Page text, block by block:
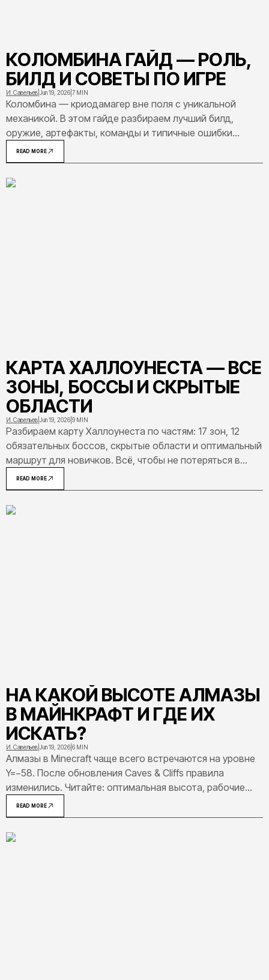
КОЛОМБИНА ГАЙД — РОЛЬ,
БИЛД И СОВЕТЫ ПО ИГРЕ
И. Савельев Jun 19, 2026 7 MIN
Коломбина — криодамагер вне поля с уникальной
механикой. В этом гайде разбираем лучший билд,
оружие, артефакты, команды и типичные ошибки
новичков. Всё, что нужно для эффективной игры за неё.
READ MORE
КАРТА ХАЛЛОУНЕСТА — ВСЕ
ЗОНЫ, БОССЫ И СКРЫТЫЕ
ОБЛАСТИ
И. Савельев Jun 19, 2026 9 MIN
Разбираем карту Халлоунеста по частям: 17 зон, 12
обязательных боссов, скрытые области и оптимальный
маршрут для новичков. Всё, чтобы не потеряться в
Hollow Knight.
READ MORE
НА КАКОЙ ВЫСОТЕ АЛМАЗЫ
В МАЙНКРАФТ И ГДЕ ИХ
ИСКАТЬ?
И. Савельев Jun 19, 2026 6 MIN
Алмазы в Minecraft чаще всего встречаются на уровне
Y=−58. После обновления Caves & Cliffs правила
изменились. Читайте: оптимальная высота, рабочие
методы добычи и где искать алмазы в сундуках.
READ MORE